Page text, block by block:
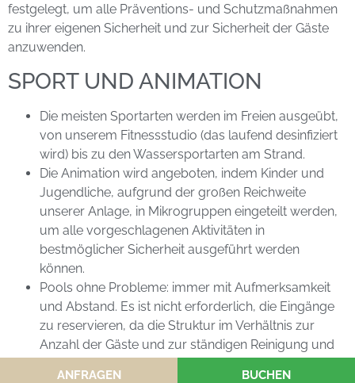
festgelegt, um alle Präventions- und Schutzmaßnahmen
zu ihrer eigenen Sicherheit und zur Sicherheit der Gäste
anzuwenden.
SPORT UND ANIMATION
Die meisten Sportarten werden im Freien ausgeübt,
von unserem Fitnessstudio (das laufend desinfiziert
wird) bis zu den Wassersportarten am Strand.
Die Animation wird angeboten, indem Kinder und
Jugendliche, aufgrund der großen Reichweite
unserer Anlage, in Mikrogruppen eingeteilt werden,
um alle vorgeschlagenen Aktivitäten in
bestmöglicher Sicherheit ausgeführt werden
können.
Pools ohne Probleme: immer mit Aufmerksamkeit
und Abstand. Es ist nicht erforderlich, die Eingänge
zu reservieren, da die Struktur im Verhältnis zur
Anzahl der Gäste und zur ständigen Reinigung und
ANFRAGEN BUCHEN